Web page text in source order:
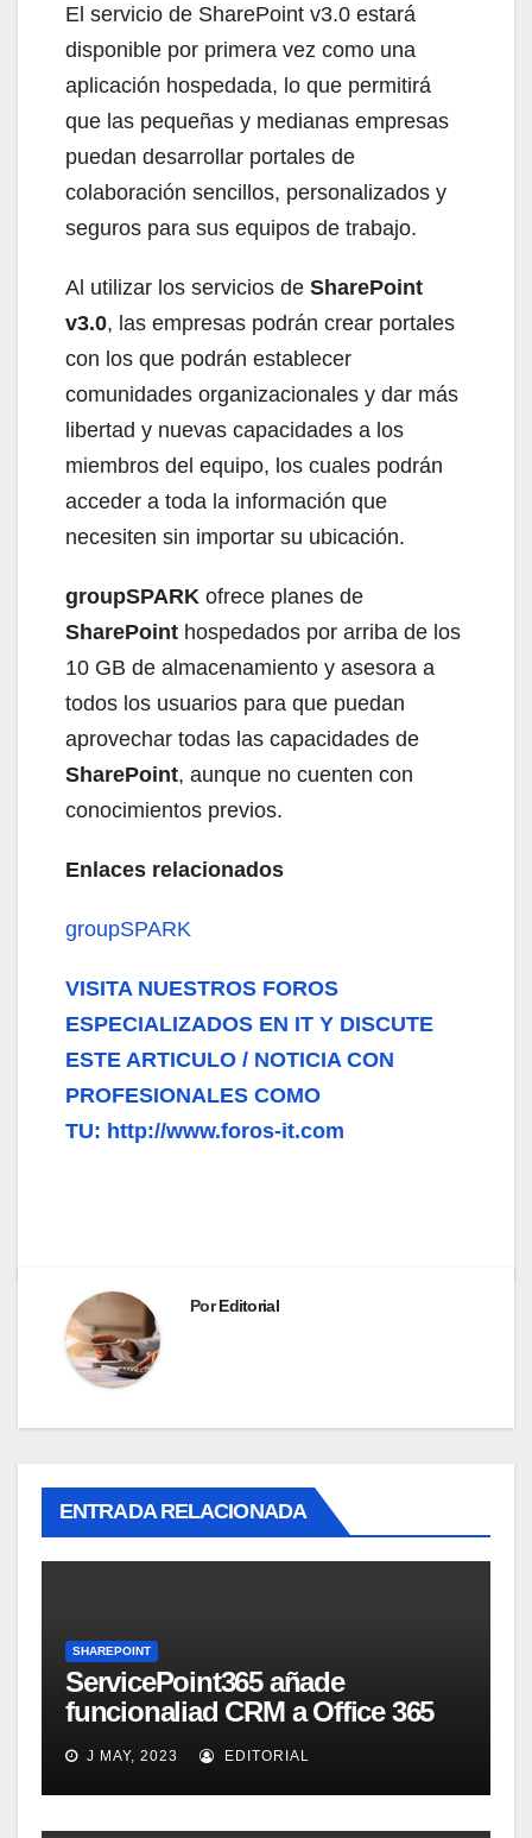
El servicio de SharePoint v3.0 estará
disponible por primera vez como una
aplicación hospedada, lo que permitirá
que las pequeñas y medianas empresas
puedan desarrollar portales de
colaboración sencillos, personalizados y
seguros para sus equipos de trabajo.
Al utilizar los servicios de SharePoint
v3.0, las empresas podrán crear portales
con los que podrán establecer
comunidades organizacionales y dar más
libertad y nuevas capacidades a los
miembros del equipo, los cuales podrán
acceder a toda la información que
necesiten sin importar su ubicación.
groupSPARK ofrece planes de
SharePoint hospedados por arriba de los
10 GB de almacenamiento y asesora a
todos los usuarios para que puedan
aprovechar todas las capacidades de
SharePoint, aunque no cuenten con
conocimientos previos.
Enlaces relacionados
groupSPARK
VISITA NUESTROS FOROS
ESPECIALIZADOS EN IT Y DISCUTE
ESTE ARTICULO / NOTICIA CON
PROFESIONALES COMO
TU: http://www.foros-it.com
PorEditorial
ENTRADA RELACIONADA
SHAREPOINT
ServicePoint365 añade
funcionaliad CRM a Office 365
SharePoint
J MAY, 2023 EDITORIAL